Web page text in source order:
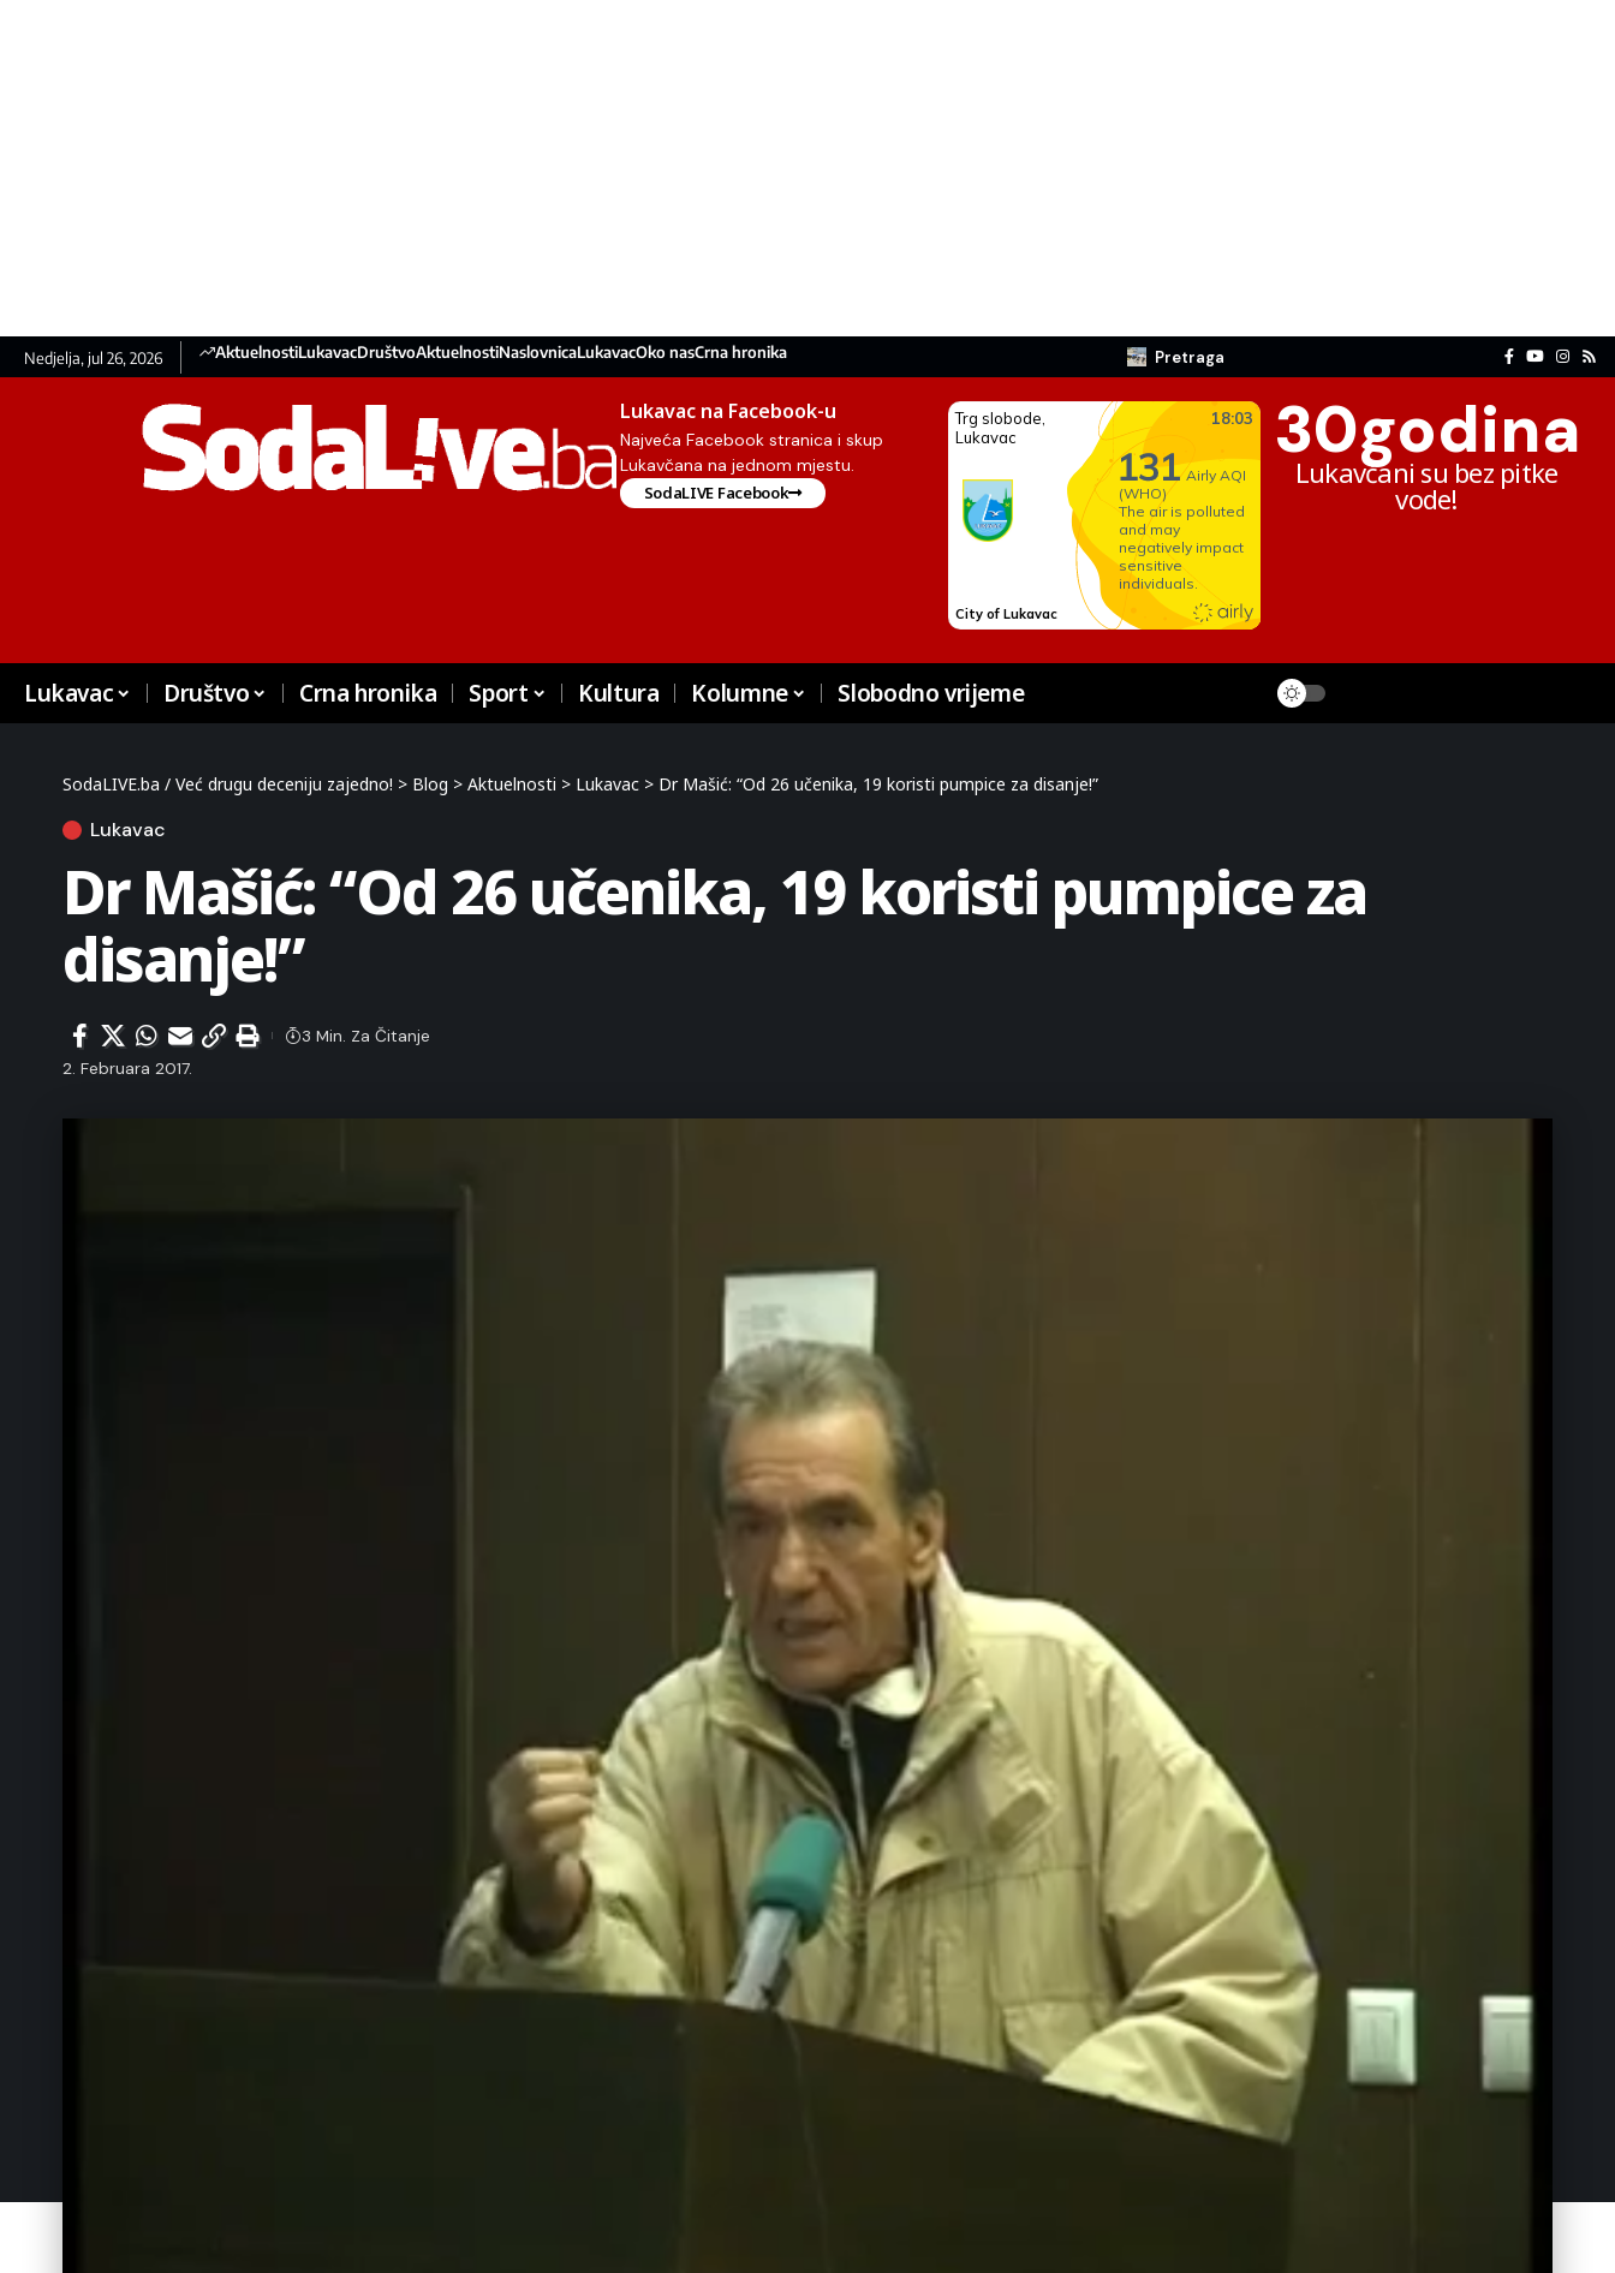
Nedjelja, jul 26, 2026 AktuelnostiLukavacDruštvoAktuelnostiNaslovnicaLukavacOko nasCrna hronika Pretraga
Lukavac na Facebook-u
Najveća Facebook stranica i skup
Lukavčana na jednom mjestu.
SodaLIVE Facebook
30godina
Lukavčani su bez pitke
vode!
Lukavac Društvo Crna hronika Sport Kultura Kolumne Slobodno vrijeme
SodaLIVE.ba / Već drugu deceniju zajedno! > Blog > Aktuelnosti > Lukavac > Dr Mašić: “Od 26 učenika, 19 koristi pumpice za disanje!”
Lukavac
Dr Mašić: “Od 26 učenika, 19 koristi pumpice za
disanje!”
2. Februara 2017.
3 Min. Za Čitanje